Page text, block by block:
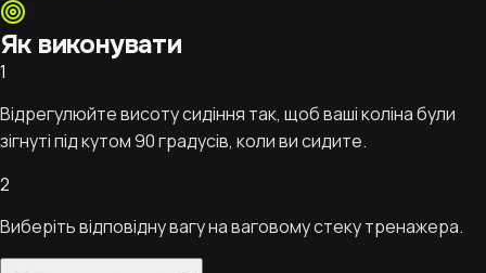
Як виконувати
1
Відрегулюйте висоту сидіння так, щоб ваші коліна були
зігнуті під кутом 90 градусів, коли ви сидите.
2
Виберіть відповідну вагу на ваговому стеку тренажера.